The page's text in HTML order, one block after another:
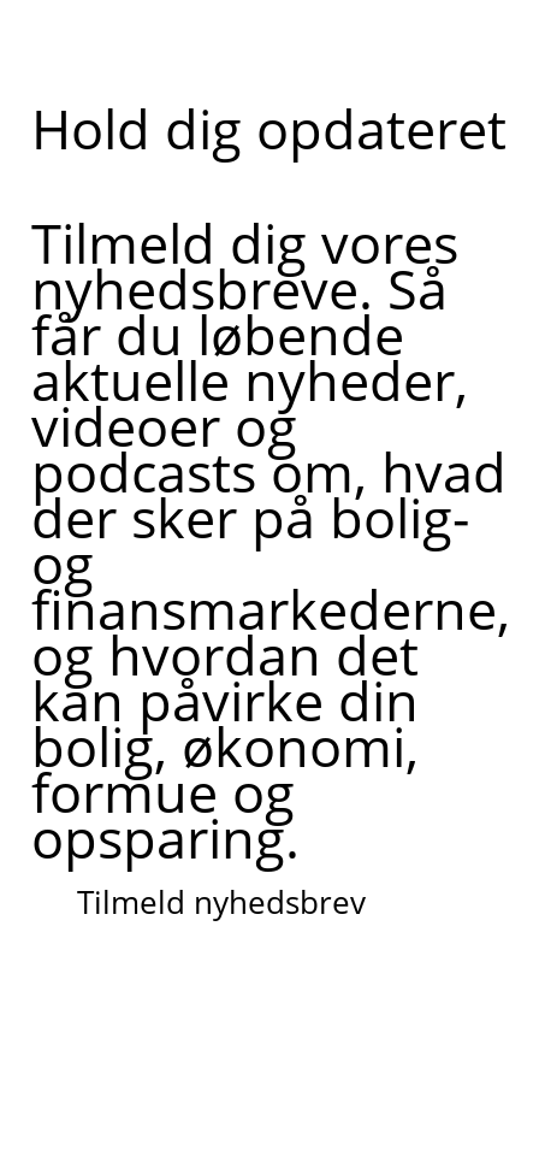
Hold dig opdateret
Tilmeld dig vores
nyhedsbreve. Så
får du løbende
aktuelle nyheder,
videoer og
podcasts om, hvad
der sker på bolig-
og
finansmarkederne,
og hvordan det
kan påvirke din
bolig, økonomi,
formue og
opsparing.
Tilmeld nyhedsbrev